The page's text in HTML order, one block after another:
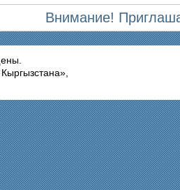
Внимание!